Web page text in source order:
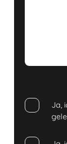
Ja,